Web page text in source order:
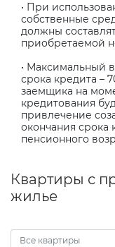
• При
собственные
должны
приобретаемой
• Максимальный
срока кредита –
заемщика на
кредитования
привлечение
окончания срока
пенсионного
Квартиры с
жилье
Все квартиры